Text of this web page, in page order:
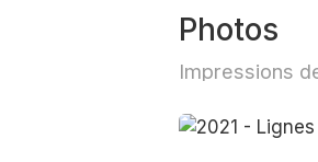
Photos
Impressions